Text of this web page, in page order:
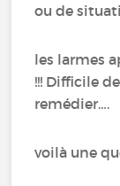
ou de
les larmes
!!! Difficile
remédier….
voilà une